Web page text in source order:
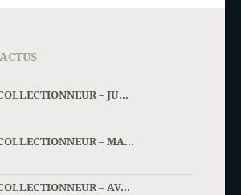
– JU...
– MA...
– AV...